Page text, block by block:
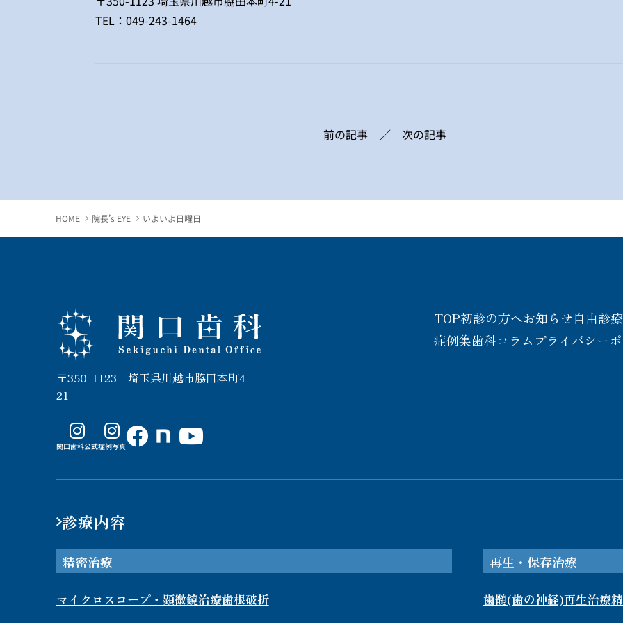
TEL： 049-243-1464
前の記事 次の記事
HOME 院長’s EYE いよいよ日曜日
関口歯科 川越
〒350-1123 埼玉県川越市脇田本町4-
21
関口歯科公式症例写真
e
TOP初診の方へお知らせ自由診
症例集歯科コラム プライバシー
診療内容
精密治療
マイクロスコープ・顕微鏡治療歯根破折​
再生・保存治療
歯髄(歯の神経)再生治療